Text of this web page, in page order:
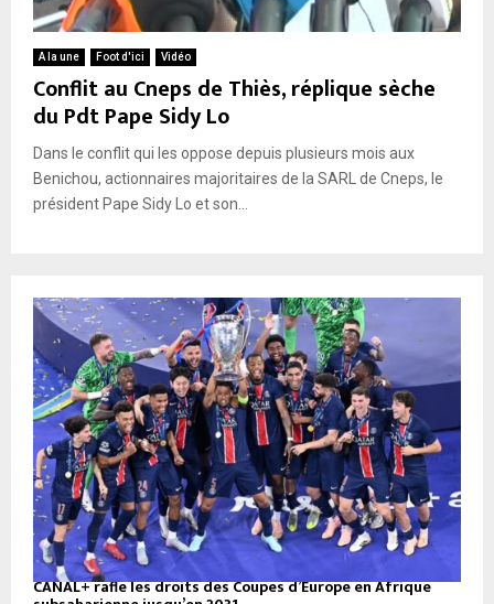
A la une Foot d'ici Vidéo
Conflit au Cneps de Thiès, réplique sèche
du Pdt Pape Sidy Lo
Dans le conflit qui les oppose depuis plusieurs mois aux
Benichou, actionnaires majoritaires de la SARL de Cneps, le
président Pape Sidy Lo et son...
CANAL+ rafle les droits des Coupes d’Europe en Afrique